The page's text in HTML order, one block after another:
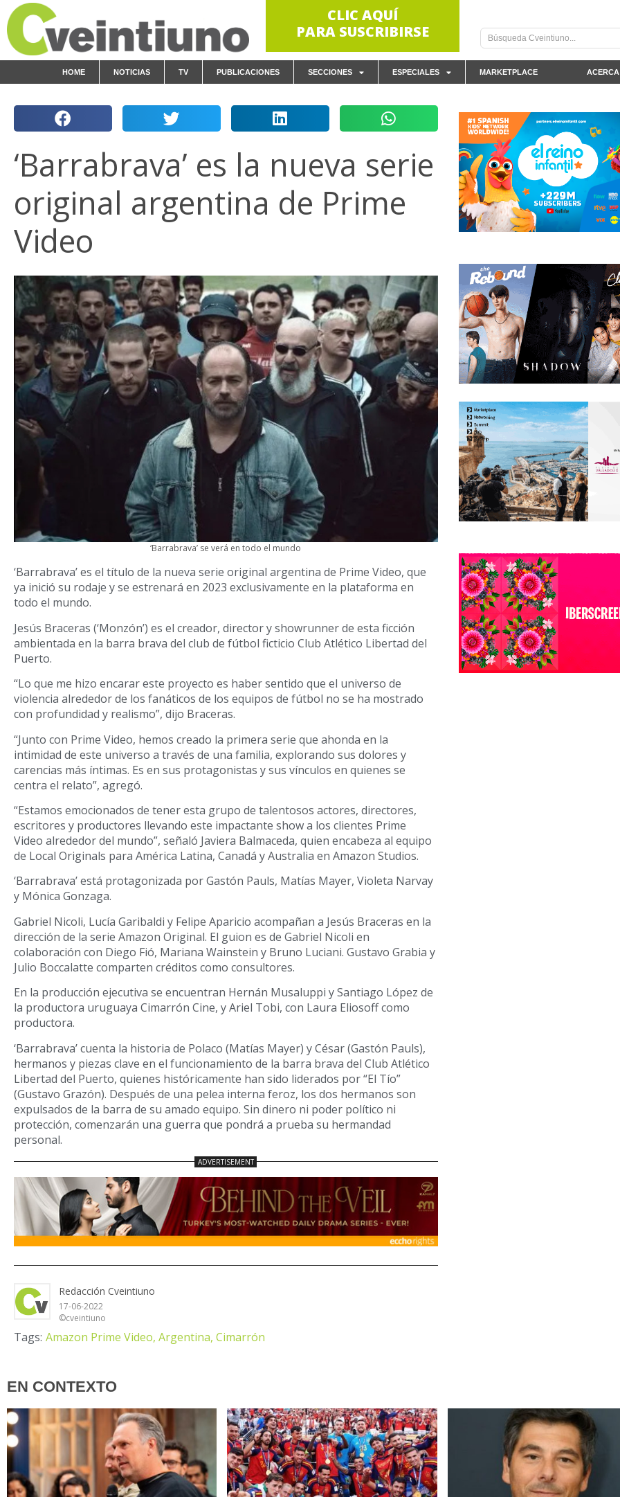
CLIC AQUÍ
PARA SUSCRIBIRSE
HOME NOTICIAS TV PUBLICACIONES SECCIONES ESPECIALES MARKETPLACE
‘Barrabrava’ es la nueva serie
original argentina de Prime
Video
‘Barrabrava’ se verá en todo el mundo
‘Barrabrava’ es el título de la nueva serie original argentina de Prime Video, que
ya inició su rodaje y se estrenará en 2023 exclusivamente en la plataforma en
todo el mundo.
Jesús Braceras (‘Monzón’) es el creador, director y showrunner de esta ficción
ambientada en la barra brava del club de fútbol ficticio Club Atlético Libertad del
Puerto.
“Lo que me hizo encarar este proyecto es haber sentido que el universo de
violencia alrededor de los fanáticos de los equipos de fútbol no se ha mostrado
con profundidad y realismo”, dijo Braceras.
“Junto con Prime Video, hemos creado la primera serie que ahonda en la
intimidad de este universo a través de una familia, explorando sus dolores y
carencias más íntimas. Es en sus protagonistas y sus vínculos en quienes se
centra el relato”, agregó.
“Estamos emocionados de tener esta grupo de talentosos actores, directores,
escritores y productores llevando este impactante show a los clientes Prime
Video alrededor del mundo”, señaló Javiera Balmaceda, quien encabeza al equipo
de Local Originals para América Latina, Canadá y Australia en Amazon Studios.
‘Barrabrava’ está protagonizada por Gastón Pauls, Matías Mayer, Violeta Narvay
y Mónica Gonzaga.
Gabriel Nicoli, Lucía Garibaldi y Felipe Aparicio acompañan a Jesús Braceras en la
dirección de la serie Amazon Original. El guion es de Gabriel Nicoli en
colaboración con Diego Fió, Mariana Wainstein y Bruno Luciani. Gustavo Grabia y
Julio Boccalatte comparten créditos como consultores.
En la producción ejecutiva se encuentran Hernán Musaluppi y Santiago López de
la productora uruguaya Cimarrón Cine, y Ariel Tobi, con Laura Eliosoff como
productora.
‘Barrabrava’ cuenta la historia de Polaco (Matías Mayer) y César (Gastón Pauls),
hermanos y piezas clave en el funcionamiento de la barra brava del Club Atlético
Libertad del Puerto, quienes históricamente han sido liderados por “El Tío”
(Gustavo Grazón). Después de una pelea interna feroz, los dos hermanos son
expulsados de la barra de su amado equipo. Sin dinero ni poder político ni
protección, comenzarán una guerra que pondrá a prueba su hermandad
personal.
Redacción Cveintiuno
17-06-2022
©cveintiuno
Tags: Amazon Prime Video, Argentina, Cimarrón
EN CONTEXTO